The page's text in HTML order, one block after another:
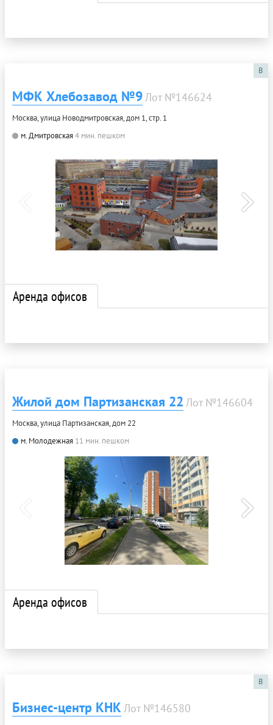
B
МФК Хлебозавод №9 Лот №146624
Москва, улица Новодмитровская, дом 1, стр. 1
м. Дмитровская4 мин. пешком
Аренда офисов
Жилой дом Партизанская 22 Лот №146604
Москва, улица Партизанская, дом 22
м. Молодежная 11 мин. пешком
Аренда офисов
B
Бизнес-центр КНК Лот №146580